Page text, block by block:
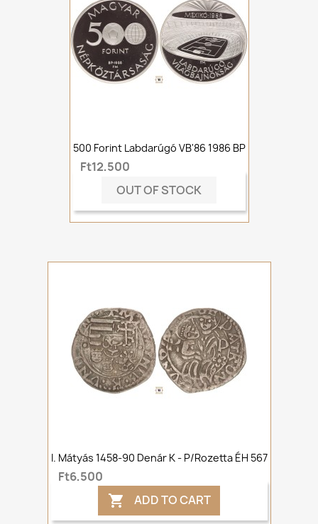
500 Forint Labdarúgó VB'86 1986 BP
Ft12,500
OUT OF STOCK
I. Mátyás 1458-90 Denár K - P/rozetta ÉH 567
Ft6,500
 ADD TO CART